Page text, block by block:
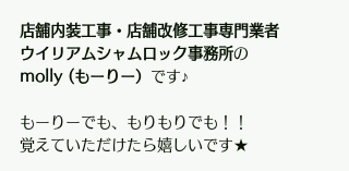
店舗内装工事・店舗改修工事専門業者
ウイリアムシャムロック事務所の
molly (もーりー） です♪
もーりーでも、もりもりでも！！
覚えていただけたら嬉しいです★